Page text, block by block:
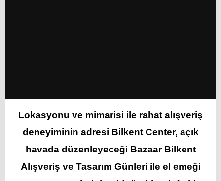
Lokasyonu ve mimarisi ile rahat alışveriş
deneyiminin adresi Bilkent Center, açık
havada düzenleyeceği Bazaar Bilkent
Alışveriş ve Tasarım Günleri ile el emeği